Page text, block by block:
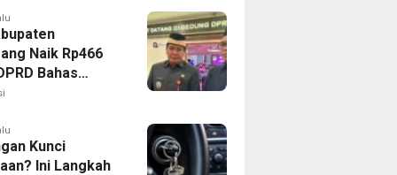
Naik Rp466
Bahas
KUA-PPAS
Kunci
Ini Langkah